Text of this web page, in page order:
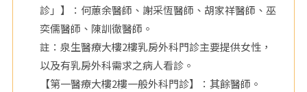
診」】：何蕙余醫師、謝采恆醫師、胡家祥醫師、巫
奕儒醫師、陳訓徹醫師。
註：泉生醫療大樓2樓乳房外科門診主要提供女性，
以及有乳房外科需求之病人看診。
【第一醫療大樓2樓一般外科門診】：其餘醫師。